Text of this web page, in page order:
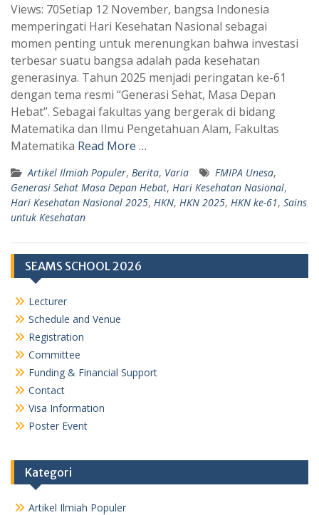
a
t
s
A
p
p
l
e
g
r
a
m
Views: 70Setiap 12 November, bangsa Indonesia
memperingati Hari Kesehatan Nasional sebagai
momen penting untuk merenungkan bahwa investasi
terbesar suatu bangsa adalah pada kesehatan
generasinya. Tahun 2025 menjadi peringatan ke-61
dengan tema resmi “Generasi Sehat, Masa Depan
Hebat”. Sebagai fakultas yang bergerak di bidang
Matematika dan Ilmu Pengetahuan Alam, Fakultas
Matematika Read More …
Artikel Ilmiah Populer, Berita, Varia FMIPA Unesa,
Generasi Sehat Masa Depan Hebat, Hari Kesehatan Nasional,
Hari Kesehatan Nasional 2025, HKN, HKN 2025, HKN ke-61, Sains
untuk Kesehatan
SEAMS SCHOOL 2026
Lecturer
Schedule and Venue
Registration
Committee
Funding & Financial Support
Contact
Visa Information
Poster Event
Kategori
Artikel Ilmiah Populer